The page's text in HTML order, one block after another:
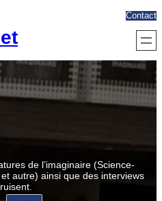
Contact
de l’imaginaire (Science-
autre) ainsi que des interviews